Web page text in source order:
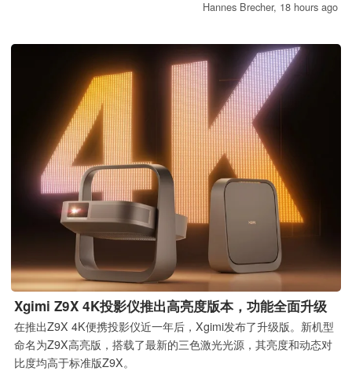
Hannes Brecher, 18 hours ago
Xgimi Z9X 4K投影仪推出高亮度版本，功能全面升级
在推出Z9X 4K便携投影仪近一年后，Xgimi发布了升级版。新机型
命名为Z9X高亮版，搭载了最新的三色激光光源，其亮度和动态对
比度均高于标准版Z9X。